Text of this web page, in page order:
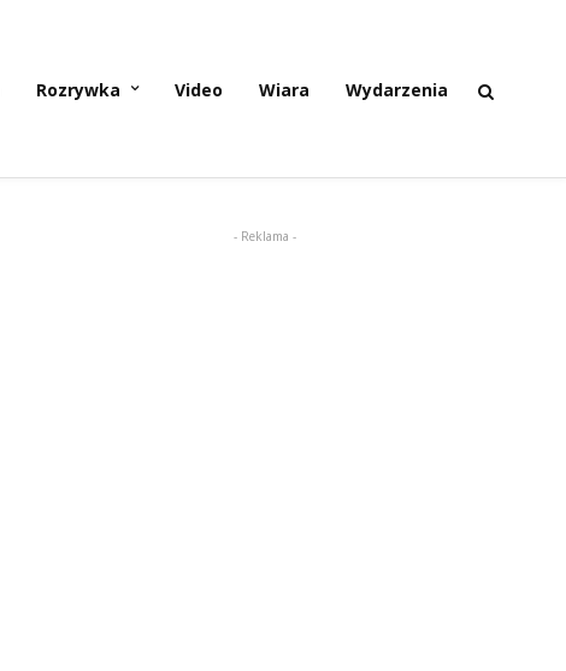
Rozrywka Video Wiara Wydarzenia
- Reklama -